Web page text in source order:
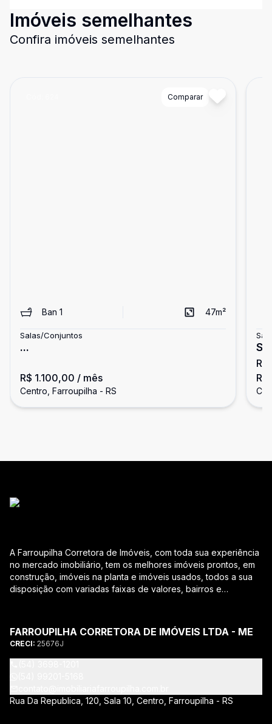
Imóveis semelhantes
Confira imóveis semelhantes
Comparar
Ban 1 47m²
Salas/Conjuntos
...
R$ 1.100,00 / mês
Centro, Farroupilha - RS
A Farroupilha Corretora de Imóveis, com toda sua experiência
no mercado imobiliário, tem os melhores imóveis prontos, em
construção, imóveis na planta e imóveis usados, todos a sua
disposição com variadas faixas de valores, bairros e
ao CRECI-RS – estarão sempre prontos para responder-lhe
todas as suas dúvidas sobre casas, apartamentos, terrenos,
salas comerciais e outros produtos imobiliários. Quais
vantagens que a Farroupilha Corretora de Imóveis lhe
financiamento bancário para aquisição do imóvel através de
FARROUPILHA CORRETORA DE IMÓVEIS LTDA - ME
CRECI: 25676J
Rua Da Republica, 120, Sala 10, Centro, Farroupilha - RS